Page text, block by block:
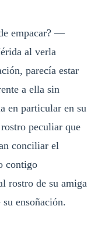
empacar? —
al verla
parecía estar
a ella sin
en particular en su
peculiar que
conciliar el
contigo
rostro de su amiga
su ensoñación.